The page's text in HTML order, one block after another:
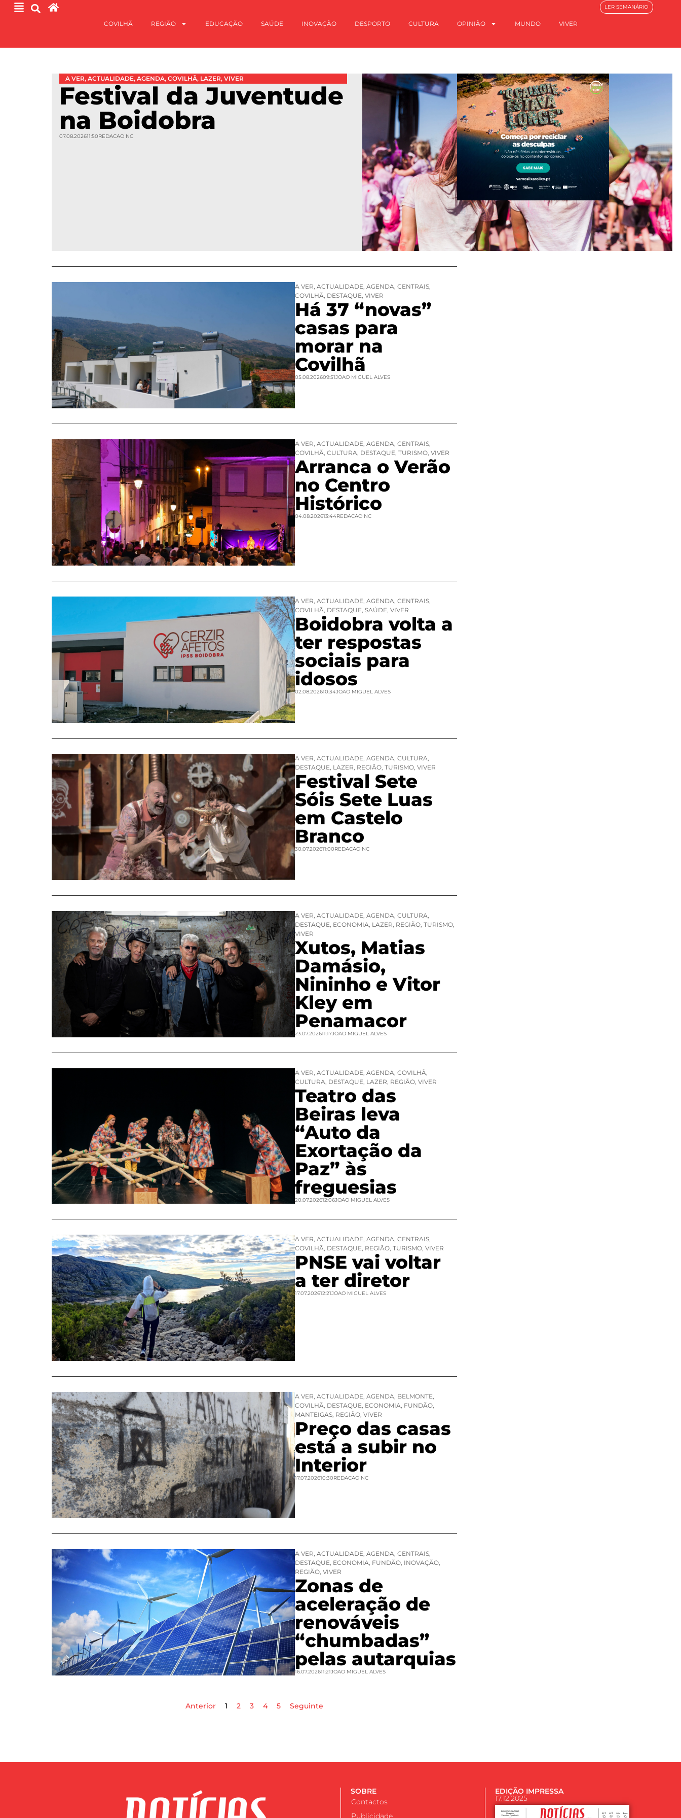
COVILHÃ REGIÃO EDUCAÇÃO SAÚDE INOVAÇÃO DESPORTO CULTURA OPINIÃO MUNDO VIVER
LER SEMANÁRIO
A VER, ACTUALIDADE, AGENDA, COVILHÃ, LAZER, VIVER
Festival da Juventude
na Boidobra
07.08.202611:50REDACAO NC
A VER, ACTUALIDADE, AGENDA, CENTRAIS,
COVILHÃ, DESTAQUE, VIVER
Há 37 “novas”
casas para
morar na
Covilhã
05.08.202609:51JOAO MIGUEL ALVES
A VER, ACTUALIDADE, AGENDA, CENTRAIS,
COVILHÃ, CULTURA, DESTAQUE, TURISMO, VIVER
Arranca o Verão
no Centro
Histórico
04.08.202613:44REDACAO NC
A VER, ACTUALIDADE, AGENDA, CENTRAIS,
COVILHÃ, DESTAQUE, SAÚDE, VIVER
Boidobra volta a
ter respostas
sociais para
idosos
02.08.202610:34JOAO MIGUEL ALVES
A VER, ACTUALIDADE, AGENDA, CULTURA,
DESTAQUE, LAZER, REGIÃO, TURISMO, VIVER
Festival Sete
Sóis Sete Luas
em Castelo
Branco
30.07.202611:00REDACAO NC
A VER, ACTUALIDADE, AGENDA, CULTURA,
DESTAQUE, ECONOMIA, LAZER, REGIÃO, TURISMO,
VIVER
Xutos, Matias
Damásio,
Nininho e Vitor
Kley em
Penamacor
23.07.202611:17JOAO MIGUEL ALVES
A VER, ACTUALIDADE, AGENDA, COVILHÃ,
CULTURA, DESTAQUE, LAZER, REGIÃO, VIVER
Teatro das
Beiras leva
“Auto da
Exortação da
Paz” às
freguesias
20.07.202612:06JOAO MIGUEL ALVES
A VER, ACTUALIDADE, AGENDA, CENTRAIS,
COVILHÃ, DESTAQUE, REGIÃO, TURISMO, VIVER
PNSE vai voltar
a ter diretor
17.07.202612:21JOAO MIGUEL ALVES
A VER, ACTUALIDADE, AGENDA, BELMONTE,
COVILHÃ, DESTAQUE, ECONOMIA, FUNDÃO,
MANTEIGAS, REGIÃO, VIVER
Preço das casas
está a subir no
Interior
17.07.202610:30REDACAO NC
A VER, ACTUALIDADE, AGENDA, CENTRAIS,
DESTAQUE, ECONOMIA, FUNDÃO, INOVAÇÃO,
REGIÃO, VIVER
Zonas de
aceleração de
renováveis
“chumbadas”
pelas autarquias
16.07.202611:21JOAO MIGUEL ALVES
Anterior 1 2 3 4 5 Seguinte
SOBRE
Contactos
Publicidade
EDIÇÃO IMPRESSA
17.12.2025